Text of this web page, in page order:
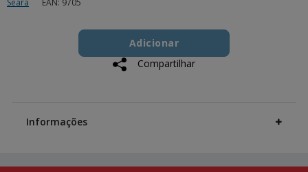
to
cart
Product
ActionsAdicionar
Compartilhar
Information
Informações